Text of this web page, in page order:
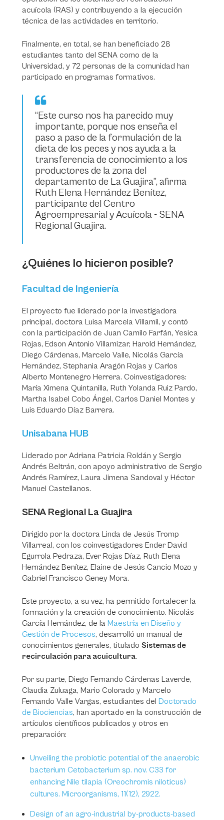
acuícola (RAS) y contribuyendo a la ejecución
técnica de las actividades en territorio.
Finalmente, en total, se han beneficiado 28
estudiantes tanto del SENA como de la
Universidad, y 72 personas de la comunidad han
participado en programas formativos.
“Este curso nos ha parecido muy
importante, porque nos enseña el
paso a paso de la formulación de la
dieta de los peces y nos ayuda a la
transferencia de conocimiento a los
productores de la zona del
departamento de La Guajira”, afirma
Ruth Elena Hernández Benítez,
participante del Centro
Agroempresarial y Acuícola - SENA
Regional Guajira.
¿Quiénes lo hicieron posible?
Facultad de Ingeniería
El proyecto fue liderado por la investigadora
principal, doctora Luisa Marcela Villamil, y contó
con la participación de Juan Camilo Farfán, Yesica
Rojas, Edson Antonio Villamizar, Harold Hernández,
Diego Cárdenas, Marcelo Valle, Nicolás García
Hernández, Stephania Aragón Rojas y Carlos
Alberto Montenegro Herrera. Coinvestigadores:
María Ximena Quintanilla, Ruth Yolanda Ruiz Pardo,
Martha Isabel Cobo Ángel, Carlos Daniel Montes y
Luis Eduardo Díaz Barrera.
Unisabana HUB
Liderado por Adriana Patricia Roldán y Sergio
Andrés Beltrán, con apoyo administrativo de Sergio
Andrés Ramírez, Laura Jimena Sandoval y Héctor
Manuel Castellanos.
SENA Regional La Guajira
Dirigido por la doctora Linda de Jesús Tromp
Villarreal, con los coinvestigadores Ender David
Egurrola Pedraza, Ever Rojas Díaz, Ruth Elena
Hernández Benítez, Elaine de Jesús Cancio Mozo y
Gabriel Francisco Geney Mora.
Este proyecto, a su vez, ha permitido fortalecer la
formación y la creación de conocimiento. Nicolás
García Hernández, de la Maestría en Diseño y
Gestión de Procesos, desarrolló un manual de
conocimientos generales, titulado Sistemas de
recirculación para acuicultura.
Por su parte, Diego Fernando Cárdenas Laverde,
Claudia Zuluaga, Mario Colorado y Marcelo
Fernando Valle Vargas, estudiantes del Doctorado
de Biociencias, han aportado en la construcción de
artículos científicos publicados y otros en
preparación:
Unveiling the probiotic potential of the anaerobic
bacterium Cetobacterium sp. nov. C33 for
enhancing Nile tilapia (Oreochromis niloticus)
cultures. Microorganisms, 11(12), 2922.
Design of an agro-industrial by-products-based